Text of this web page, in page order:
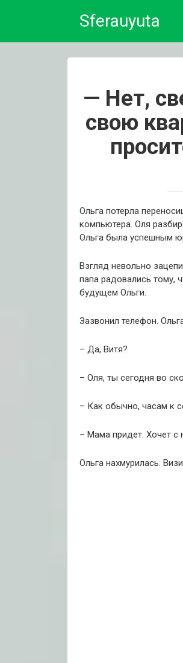
Sferauyuta
— Нет,
свою
Ольга потерла
компьютера. Оля
Ольга была успешным
Взгляд невольно
папа радовались тому,
будущем Ольги.
Зазвонил телефон.
– Да, Витя?
– Оля, ты сегодня во
– Как обычно, часам к
– Мама придет. Хочет с
Ольга нахмурилась.